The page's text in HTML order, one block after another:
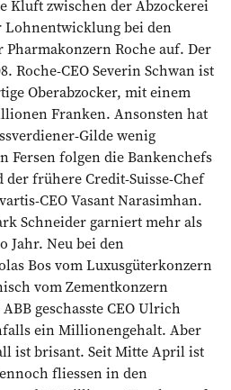
Kluft zwischen der Abzockerei
Lohnentwicklung bei den
Roche auf. Der
Roche-CEO Severin Schwan ist
Ober­abzocker, mit einem
Franken. Ansonsten hat
Gilde wenig
Fersen folgen die Bankenchefs
der frühere Credit-Suisse-Chef
CEO Vasant Narasimhan.
Schneider garniert mehr als
Jahr. Neu bei den
Bos vom Luxusgüterkonzern
vom ­Zementkonzern
geschasste CEO Ulrich
ein Millionengehalt. Aber
ist brisant. Seit Mitte April ist
fliessen in den